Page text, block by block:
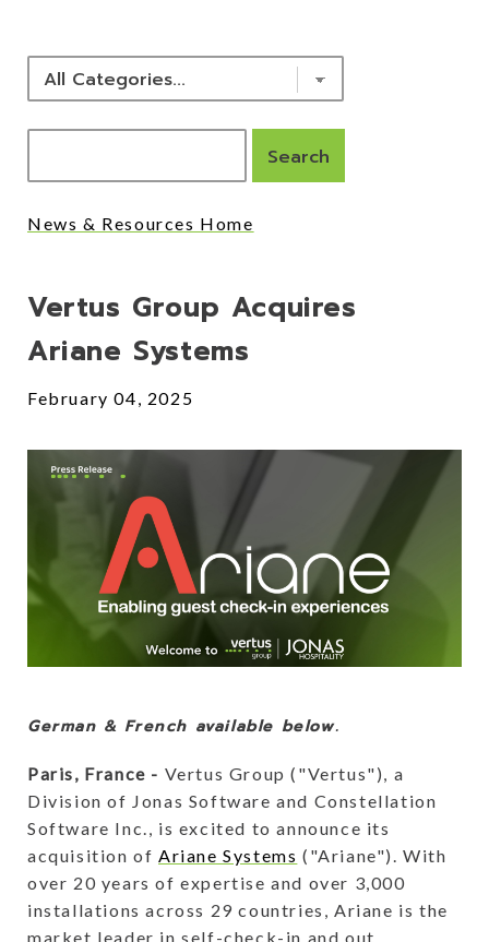
News & Resources Home
Vertus Group Acquires
Ariane Systems
February 04, 2025
German & French available below.
Paris, France - Vertus Group ("Vertus"), a
Division of Jonas Software and Constellation
Software Inc., is excited to announce its
acquisition of Ariane Systems ("Ariane"). With
over 20 years of expertise and over 3,000
installations across 29 countries, Ariane is the
market leader in self-check-in and out